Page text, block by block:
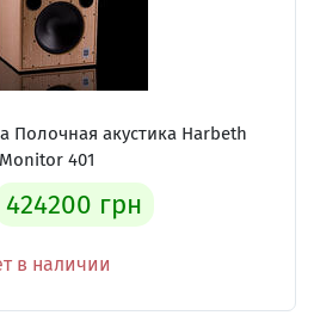
Полочная акустика Harbeth
Monitor 401
424200 грн
в наличии